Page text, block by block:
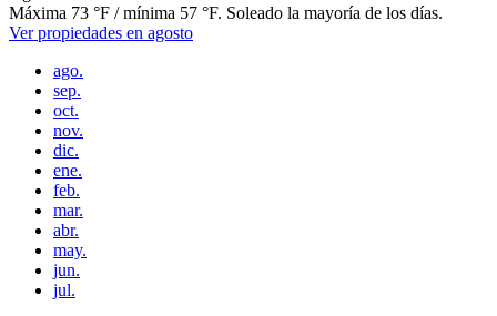
Máxima 73 °F / mínima 57 °F. Soleado la mayoría de los días.
Ver propiedades en agosto
ago.
sep.
oct.
nov.
dic.
ene.
feb.
mar.
abr.
may.
jun.
jul.